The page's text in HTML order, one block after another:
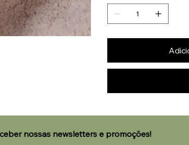
nossas newsletters e promoções!